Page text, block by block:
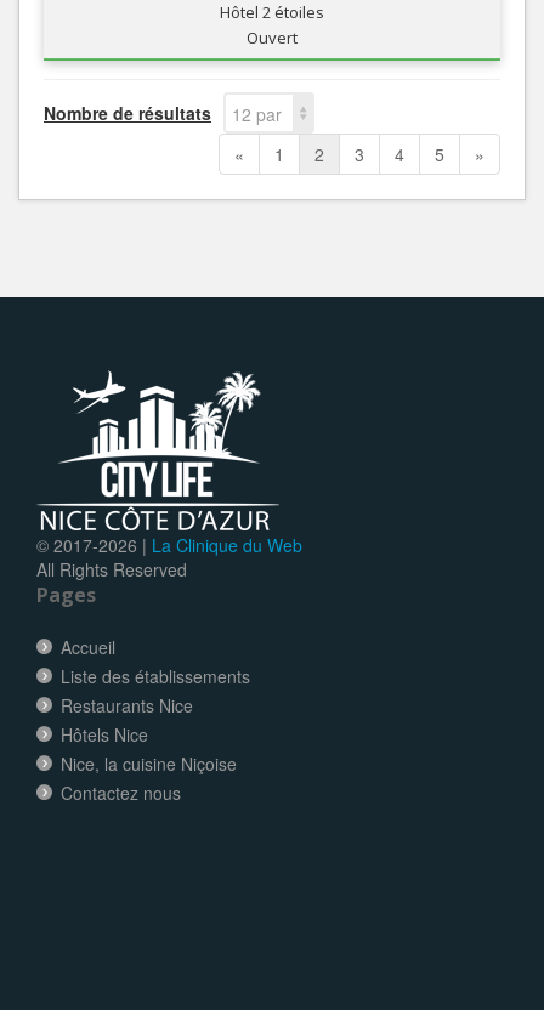
Hôtel 2 étoiles
Ouvert
Nombre de résultats
12 par
page
« 1 2 3 4 5 »
© 2017-2026 | La Clinique du Web
All Rights Reserved
Pages
Accueil
Liste des établissements
Restaurants Nice
Hôtels Nice
Nice, la cuisine Niçoise
Contactez nous